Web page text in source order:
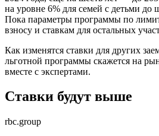
на уровне 6% для семей с детьми до
Пока параметры программы по
взносу и ставкам для остальных
Как изменятся ставки для других
льготной программы скажется на
вместе с экспертами.
Ставки будут выше
rbc.group